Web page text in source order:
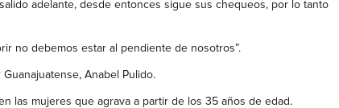
adelante, desde entonces sigue sus chequeos, por lo tanto
no debemos estar al pendiente de nosotros”.
Anabel Pulido.
las mujeres que agrava a partir de los 35 años de edad.